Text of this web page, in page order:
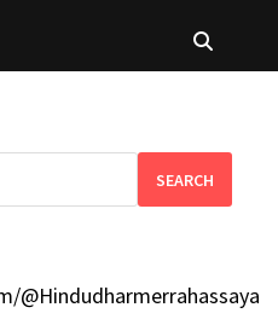
SEARCH
@Hindudharmerrahassaya